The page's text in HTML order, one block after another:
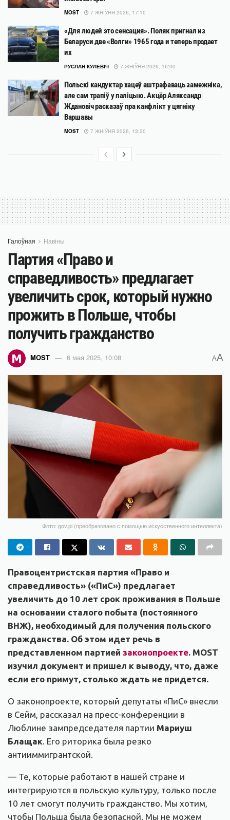
MOST 7 ЖНІЎНЯ 2026, 17:10
«Для людей это сенсация». Поляк пригнал из
Беларуси две «Волги» 1965 года и теперь продает
их
РУСЛАН КУЛЕВІЧ 7 ЖНІЎНЯ 2026, 16:00
Польскі кандуктар хацеў аштрафаваць замежніка,
але сам трапіў у паліцыю. Акцёр Аляксандр
Ждановіч расказаў пра канфлікт у цягніку
Варшавы
MOST 7 ЖНІЎНЯ 2026, 13:20
Галоўная Навіны
Партия «Право и
справедливость» предлагает
увеличить срок, который нужно
прожить в Польше, чтобы
получить гражданство
MOST 6 мая 2025, 10:08 AA
Фото: gov.pl (преобразовано с помощью искусственного интеллекта)
Правоцентристская партия «Право и
справедливость» («ПиС») предлагает
увеличить до 10 лет срок проживания в Польше
на основании сталого побыта (постоянного
ВНЖ), необходимый для получения польского
гражданства. Об этом идет речь в
представленном партией законопроекте. MOST
изучил документ и пришел к выводу, что, даже
если его примут, столько ждать не придется.
О законопроекте, который депутаты «ПиС» внесли
в Сейм, рассказал на пресс-конференции в
Люблине зампредседателя партии Мариуш
Блащак . Его риторика была резко
антииммигрантской.
— Те, которые работают в нашей стране и
интегрируются в польскую культуру, только после
10 лет смогут получить гражданство. Мы хотим,
чтобы Польша была безопасной. Мы не можем